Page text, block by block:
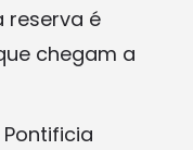
reserva é
chegam a